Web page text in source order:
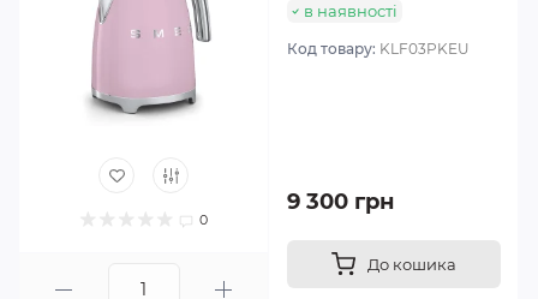
0
в наявності
Код товару: KLF03PKEU
9 300 грн
До кошика